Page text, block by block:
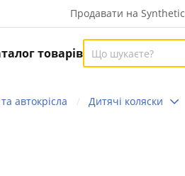
Продавати на Synthetic
товарів
автокрісла Дитячі коляски